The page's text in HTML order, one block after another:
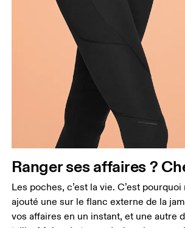
Ranger ses affaires ?
Les poches, c’est la vie. C’est
ajouté une sur le flanc externe de la
vos affaires en un instant, et une autre